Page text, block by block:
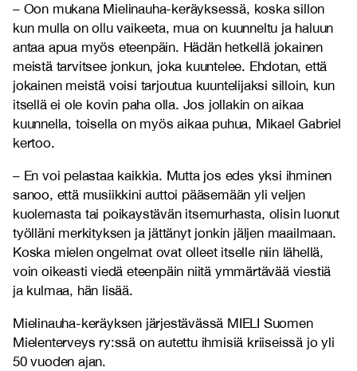
– Oon mukana Mielinauha-keräyksessä, koska sillon
kun mulla on ollu vaikeeta, mua on kuunneltu ja haluun
antaa apua myös eteenpäin. Hädän hetkellä jokainen
meistä tarvitsee jonkun, joka kuuntelee. Ehdotan, että
jokainen meistä voisi tarjoutua kuuntelijaksi silloin, kun
itsellä ei ole kovin paha olla. Jos jollakin on aikaa
kuunnella, toisella on myös aikaa puhua, Mikael Gabriel
kertoo.
– En voi pelastaa kaikkia. Mutta jos edes yksi ihminen
sanoo, että musiikkini auttoi pääsemään yli veljen
kuolemasta tai poikaystävän itsemurhasta, olisin luonut
työlläni merkityksen ja jättänyt jonkin jäljen maailmaan.
Koska mielen ongelmat ovat olleet itselle niin lähellä,
voin oikeasti viedä eteenpäin niitä ymmärtävää viestiä
ja kulmaa, hän lisää.
Mielinauha-keräyksen järjestävässä MIELI Suomen
Mielenterveys ry:ssä on autettu ihmisiä kriiseissä jo yli
50 vuoden ajan.